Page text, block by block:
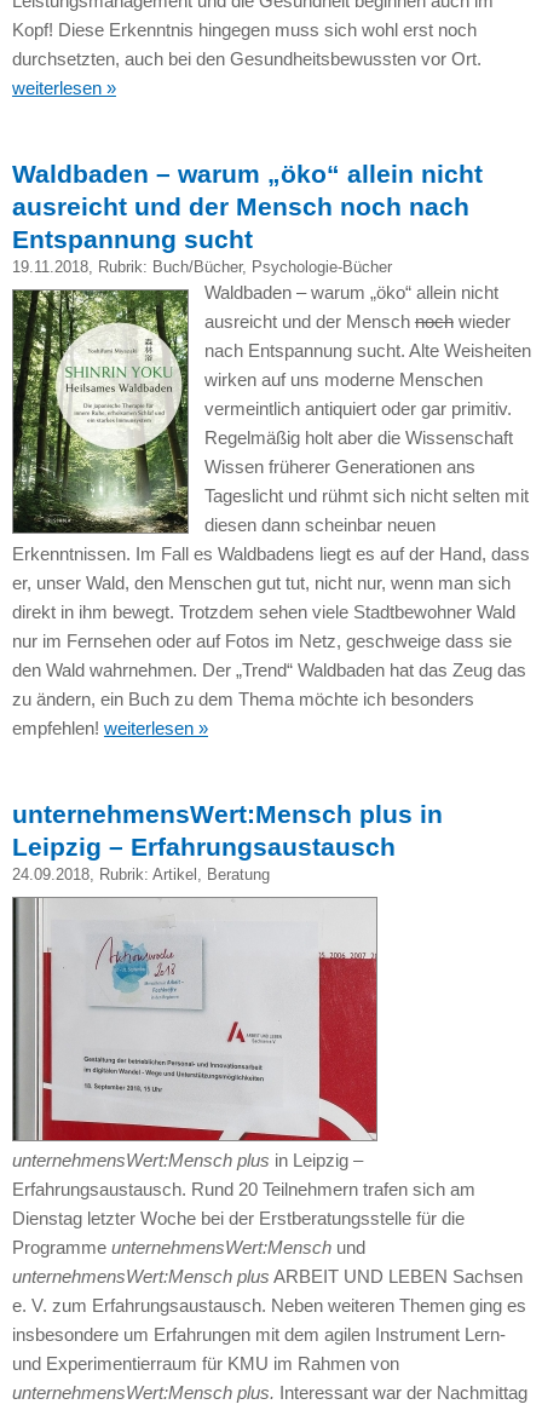
Kopf! Diese Erkenntnis hingegen muss sich wohl erst noch
durchsetzten, auch bei den Gesundheitsbewussten vor Ort.
weiterlesen »
Waldbaden – warum „öko“ allein nicht
ausreicht und der Mensch noch nach
Entspannung sucht
19.11.2018, Rubrik: Buch/Bücher, Psychologie-Bücher
Waldbaden – warum „öko“ allein nicht
ausreicht und der Menschnochwieder
nach Entspannung sucht. Alte Weisheiten
wirken auf uns moderne Menschen
vermeintlich antiquiert oder gar primitiv.
Regelmäßig holt aber die Wissenschaft
Wissen früherer Generationen ans
Tageslicht und rühmt sich nicht selten mit
diesen dann scheinbar neuen
Erkenntnissen. Im Fall es Waldbadens liegt es auf der Hand, dass
er, unser Wald, den Menschen gut tut, nicht nur, wenn man sich
direkt in ihm bewegt. Trotzdem sehen viele Stadtbewohner Wald
nur im Fernsehen oder auf Fotos im Netz, geschweige dass sie
den Wald wahrnehmen. Der „Trend“ Waldbaden hat das Zeug das
zu ändern, ein Buch zu dem Thema möchte ich besonders
empfehlen! weiterlesen »
unternehmensWert:Mensch plus in
Leipzig – Erfahrungsaustausch
24.09.2018, Rubrik: Artikel Beratung
unternehmensWert:Mensch plus in Leipzig –
Erfahrungsaustausch. Rund 20 Teilnehmern trafen sich am
Dienstag letzter Woche bei der Erstberatungsstelle für die
Programme unternehmensWert:Menschund
unternehmensWert:Mensch plus ARBEIT UND LEBEN Sachsen
e. V. zum Erfahrungsaustausch. Neben weiteren Themen ging es
insbesondere um Erfahrungen mit dem agilen Instrument Lern-
und Experimentierraum für KMU im Rahmen von
unternehmensWert:Mensch plus. Interessant war der Nachmittag